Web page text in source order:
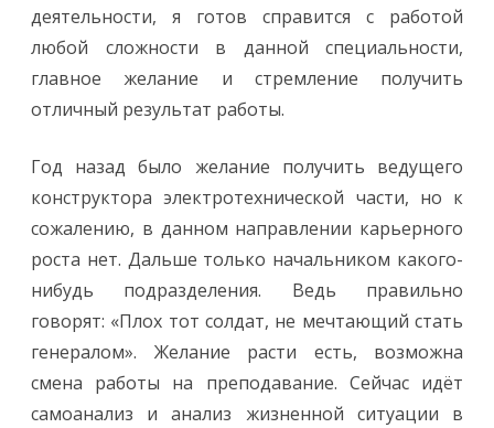
деятельности, я готов справится с работой
любой сложности в данной специальности,
главное желание и стремление получить
отличный результат работы.
Год назад было желание получить ведущего
конструктора электротехнической части, но к
сожалению, в данном направлении карьерного
роста нет. Дальше только начальником какого-
нибудь подразделения. Ведь правильно
говорят: «Плох тот солдат, не мечтающий стать
генералом». Желание расти есть, возможна
смена работы на преподавание. Сейчас идёт
самоанализ и анализ жизненной ситуации в